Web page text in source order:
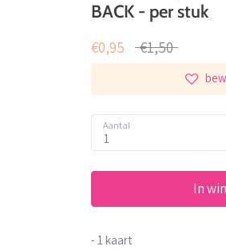
BACK - per stuk
€0,95 Normale
prijs
€1,50
Aantal
1
In
- 1 kaart